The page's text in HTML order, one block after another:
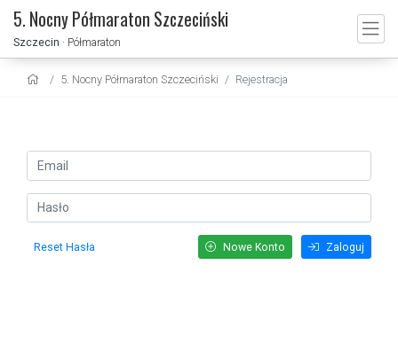
5. Nocny Półmaraton Szczeciński
Szczecin · Półmaraton
5. Nocny Półmaraton Szczeciński Rejestracja
Zaloguj
Nowe Konto
Reset Hasła